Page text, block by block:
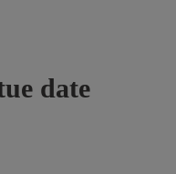
date